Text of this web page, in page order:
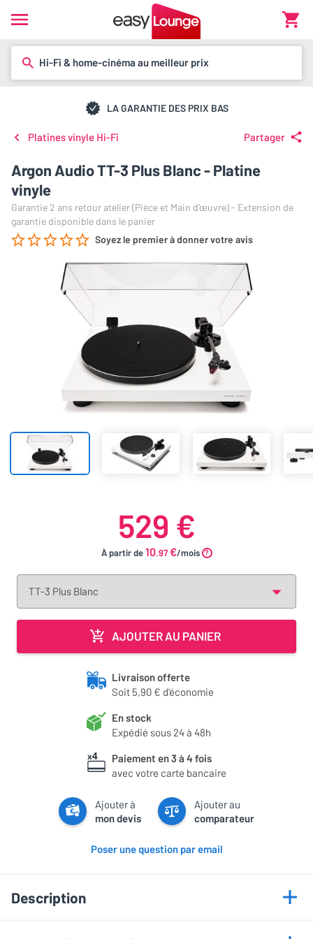
Hi-Fi & home-cinéma au meilleur prix
LA GARANTIE DES PRIX BAS
Platines vinyle Hi-Fi Partager
Argon Audio TT-3 Plus Blanc - Platine
vinyle
Garantie 2 ans retour atelier (Pièce et Main d’œuvre) - Extension de
garantie disponible dans le panier
Soyez le premier à donner votre avis
529 €
À partir de10.97€/mois
AJOUTER AU PANIER
Livraison offerte
Soit 5,90 € d'économie
En stock
Expédié sous 24 à 48h
Paiement en 3 à 4 fois
avec votre carte bancaire
Ajouter à
mon devis
Ajouter au
comparateur
Poser une question par email
Description